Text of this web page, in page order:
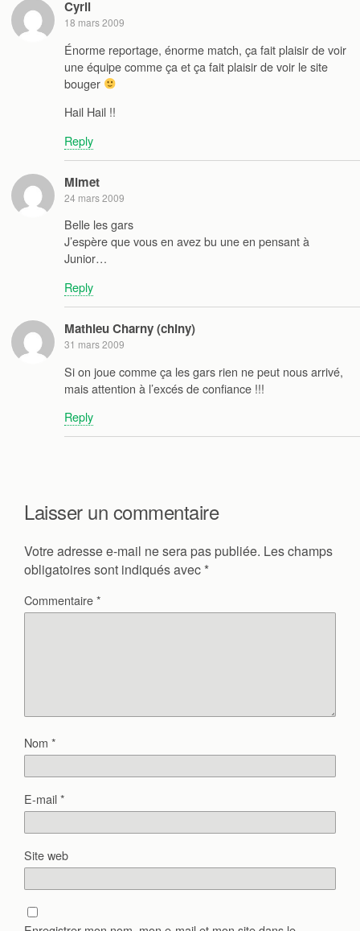
Cyril
18 mars 2009
Énorme reportage, énorme match, ça fait plaisir de voir
une équipe comme ça et ça fait plaisir de voir le site
bouger
Hail Hail !!
Reply
Mimet
24 mars 2009
Belle les gars
J’espère que vous en avez bu une en pensant à
Junior…
Reply
Mathieu Charny (chiny)
31 mars 2009
Si on joue comme ça les gars rien ne peut nous arrivé,
mais attention à l’excés de confiance !!!
Reply
Laisser un commentaire
Votre adresse e-mail ne sera pas publiée. Les champs
obligatoires sont indiqués avec *
Commentaire*
Nom *
E-mail*
Site web